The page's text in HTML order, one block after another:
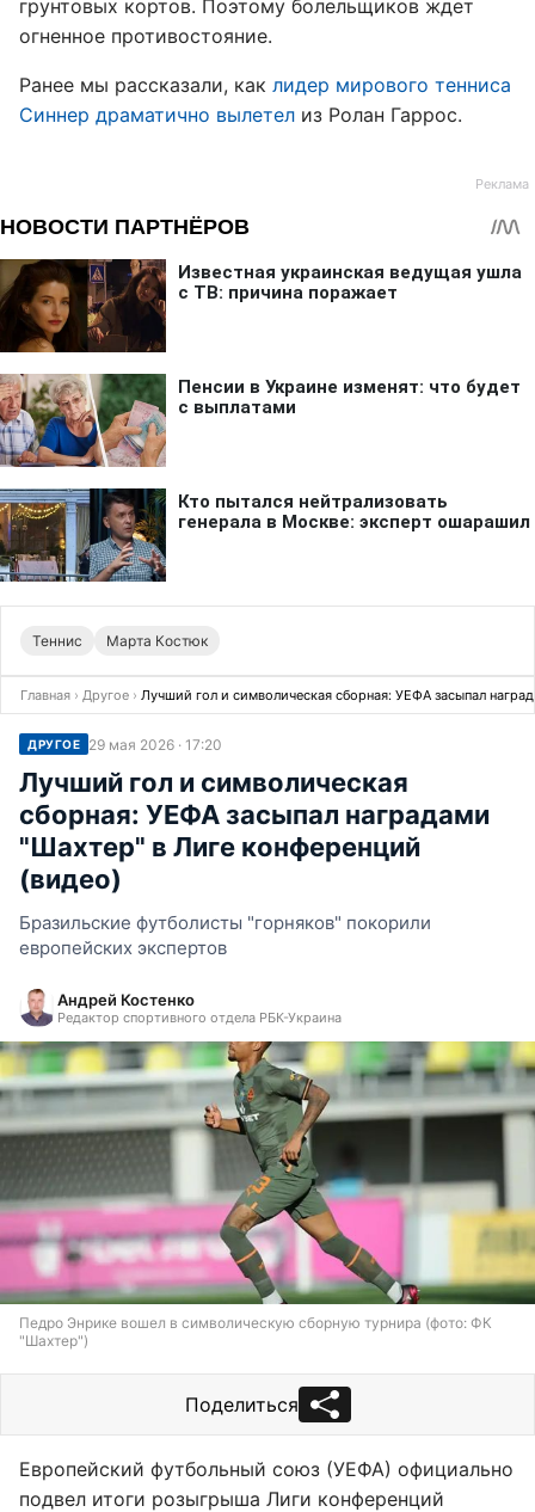
грунтовых кортов. Поэтому болельщиков ждет
огненное противостояние.
Ранее мы рассказали, как лидер мирового тенниса
Синнер драматично вылетел из Ролан Гаррос.
Теннис Марта Костюк
Главная › Другое › Лучший гол и символическая сборная: УЕФА засыпал
ДРУГОЕ 29 мая 2026 · 17:20
Лучший гол и символическая
сборная: УЕФА засыпал наградами
"Шахтер" в Лиге конференций
(видео)
Бразильские футболисты "горняков" покорили
европейских экспертов
Андрей Костенко
Редактор спортивного отдела РБК-Украина
Педро Энрике вошел в символическую сборную турнира (фото: ФК
"Шахтер")
Поделиться
Европейский футбольный союз (УЕФА) официально
подвел итоги розыгрыша Лиги конференций